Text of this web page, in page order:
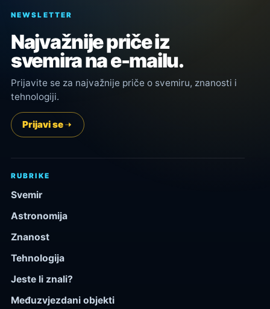
NEWSLETTER
Najvažnije priče iz
svemira na e-mailu.
Prijavite se za najvažnije priče o svemiru, znanosti i
tehnologiji.
Prijavi se
RUBRIKE
Svemir
Astronomija
Znanost
Tehnologija
Jeste li znali?
Međuzvjezdani objekti